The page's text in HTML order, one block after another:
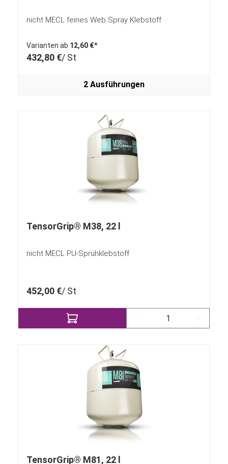
nicht MECL feines Web Spray Klebstoff
Varianten ab 12,60 €*
432,80 €/ St
2 Ausführungen
TensorGrip® M38, 22 l
nicht MECL PU-Sprühklebstoff
452,00 €/ St
Produkt Anzahl:
TensorGrip® M81, 22 l